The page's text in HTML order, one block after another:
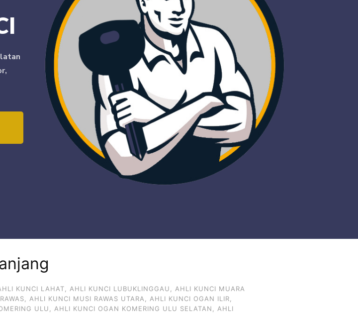
KUNCI LAHAT AHLI KUNCI LUBUKLINGGAU
AHLI KUNCI MUARA
AHLI KUNCI MUSI RAWAS UTARA AHLI KUNCI OGAN ILIR
ULU AHLI KUNCI OGAN KOMERING ULU SELATAN
AHLI